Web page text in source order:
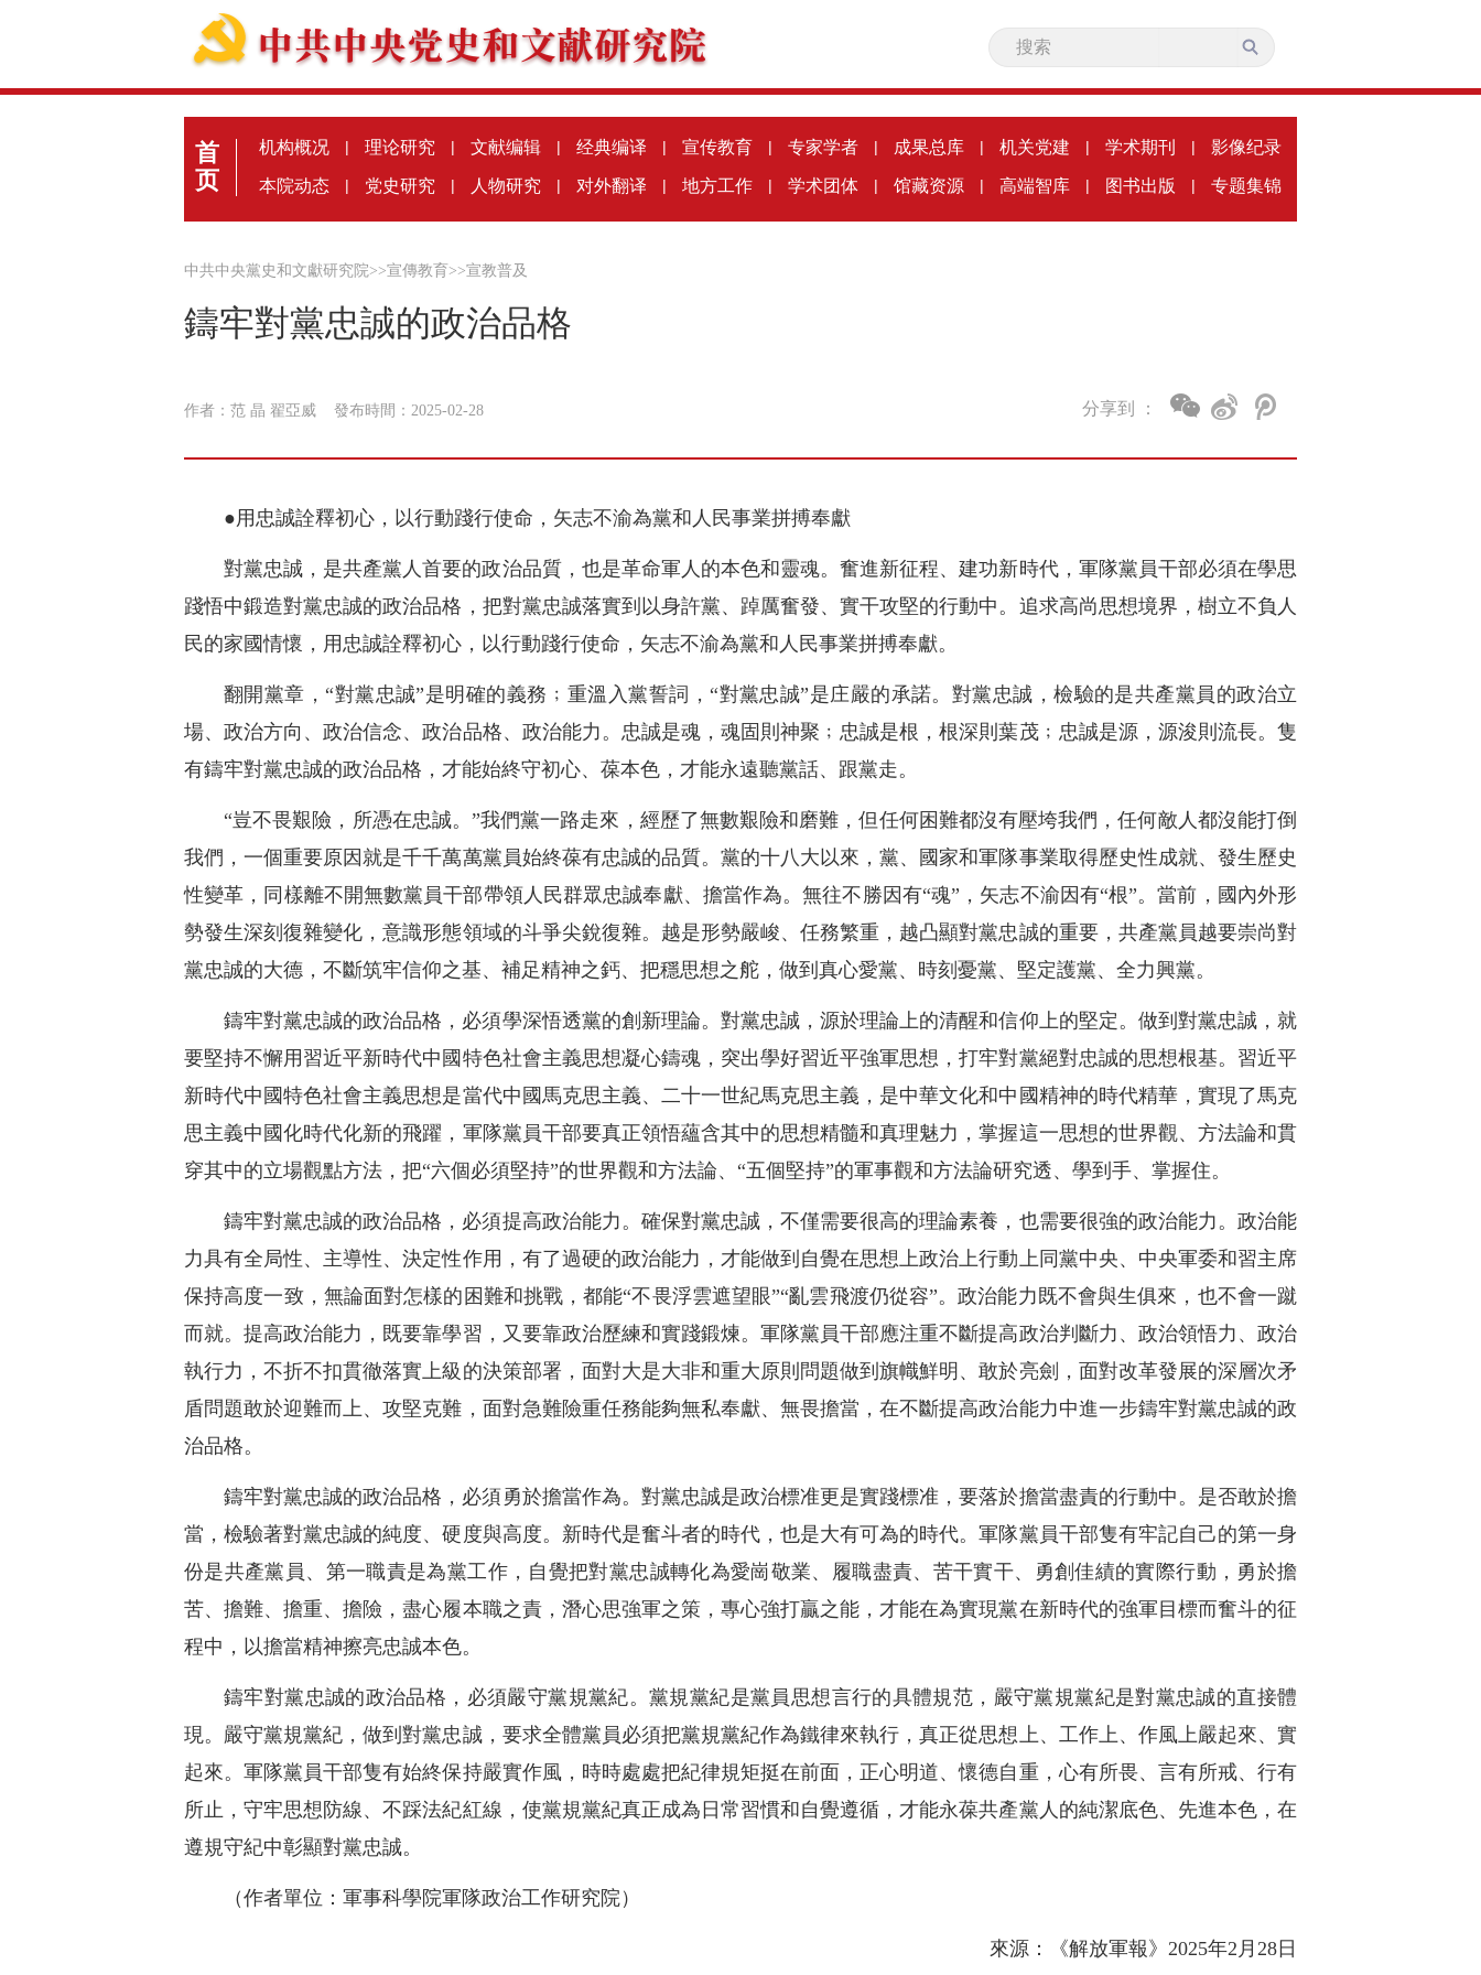
首
页
机构概况 | 理论研究 | 文献编辑 | 经典编译 | 宣传教育 | 专家学者 | 成果总库 | 机关党建 | 学术期刊 | 影像纪录
本院动态 | 党史研究 | 人物研究 | 对外翻译 | 地方工作 | 学术团体 | 馆藏资源 | 高端智库 | 图书出版 | 专题集锦
中共中央黨史和文獻研究院>>宣傳教育 >>宣教普及
鑄牢對黨忠誠的政治品格
作者：范 晶 翟亞威 發布時間：2025-02-28 分享到 ：
●用忠誠詮釋初心，以行動踐行使命，矢志不渝為黨和人民事業拼搏奉獻
對黨忠誠，是共產黨人首要的政治品質，也是革命軍人的本色和靈魂。奮進新征程、建功新時代，軍隊黨員干部必須在學思
踐悟中鍛造對黨忠誠的政治品格，把對黨忠誠落實到以身許黨、踔厲奮發、實干攻堅的行動中。追求高尚思想境界，樹立不負人
民的家國情懷，用忠誠詮釋初心，以行動踐行使命，矢志不渝為黨和人民事業拼搏奉獻。
翻開黨章，“對黨忠誠”是明確的義務﹔重溫入黨誓詞，“對黨忠誠”是庄嚴的承諾。對黨忠誠，檢驗的是共產黨員的政治立
場、政治方向、政治信念、政治品格、政治能力。忠誠是魂，魂固則神聚﹔忠誠是根，根深則葉茂﹔忠誠是源，源浚則流長。隻
有鑄牢對黨忠誠的政治品格，才能始終守初心、葆本色，才能永遠聽黨話、跟黨走。
“豈不畏艱險，所憑在忠誠。”我們黨一路走來，經歷了無數艱險和磨難，但任何困難都沒有壓垮我們，任何敵人都沒能打倒
我們，一個重要原因就是千千萬萬黨員始終葆有忠誠的品質。黨的十八大以來，黨、國家和軍隊事業取得歷史性成就、發生歷史
性變革，同樣離不開無數黨員干部帶領人民群眾忠誠奉獻、擔當作為。無往不勝因有“魂”，矢志不渝因有“根”。當前，國內外形
勢發生深刻復雜變化，意識形態領域的斗爭尖銳復雜。越是形勢嚴峻、任務繁重，越凸顯對黨忠誠的重要，共產黨員越要崇尚對
黨忠誠的大德，不斷筑牢信仰之基、補足精神之鈣、把穩思想之舵，做到真心愛黨、時刻憂黨、堅定護黨、全力興黨。
鑄牢對黨忠誠的政治品格，必須學深悟透黨的創新理論。對黨忠誠，源於理論上的清醒和信仰上的堅定。做到對黨忠誠，就
要堅持不懈用習近平新時代中國特色社會主義思想凝心鑄魂，突出學好習近平強軍思想，打牢對黨絕對忠誠的思想根基。習近平
新時代中國特色社會主義思想是當代中國馬克思主義、二十一世紀馬克思主義，是中華文化和中國精神的時代精華，實現了馬克
思主義中國化時代化新的飛躍，軍隊黨員干部要真正領悟蘊含其中的思想精髓和真理魅力，掌握這一思想的世界觀、方法論和貫
穿其中的立場觀點方法，把“六個必須堅持”的世界觀和方法論、“五個堅持”的軍事觀和方法論研究透、學到手、掌握住。
鑄牢對黨忠誠的政治品格，必須提高政治能力。確保對黨忠誠，不僅需要很高的理論素養，也需要很強的政治能力。政治能
力具有全局性、主導性、決定性作用，有了過硬的政治能力，才能做到自覺在思想上政治上行動上同黨中央、中央軍委和習主席
保持高度一致，無論面對怎樣的困難和挑戰，都能“不畏浮雲遮望眼”“亂雲飛渡仍從容”。政治能力既不會與生俱來，也不會一蹴
而就。提高政治能力，既要靠學習，又要靠政治歷練和實踐鍛煉。軍隊黨員干部應注重不斷提高政治判斷力、政治領悟力、政治
執行力，不折不扣貫徹落實上級的決策部署，面對大是大非和重大原則問題做到旗幟鮮明、敢於亮劍，面對改革發展的深層次矛
盾問題敢於迎難而上、攻堅克難，面對急難險重任務能夠無私奉獻、無畏擔當，在不斷提高政治能力中進一步鑄牢對黨忠誠的政
治品格。
鑄牢對黨忠誠的政治品格，必須勇於擔當作為。對黨忠誠是政治標准更是實踐標准，要落於擔當盡責的行動中。是否敢於擔
當，檢驗著對黨忠誠的純度、硬度與高度。新時代是奮斗者的時代，也是大有可為的時代。軍隊黨員干部隻有牢記自己的第一身
份是共產黨員、第一職責是為黨工作，自覺把對黨忠誠轉化為愛崗敬業、履職盡責、苦干實干、勇創佳績的實際行動，勇於擔
苦、擔難、擔重、擔險，盡心履本職之責，潛心思強軍之策，專心強打贏之能，才能在為實現黨在新時代的強軍目標而奮斗的征
程中，以擔當精神擦亮忠誠本色。
鑄牢對黨忠誠的政治品格，必須嚴守黨規黨紀。黨規黨紀是黨員思想言行的具體規范，嚴守黨規黨紀是對黨忠誠的直接體
現。嚴守黨規黨紀，做到對黨忠誠，要求全體黨員必須把黨規黨紀作為鐵律來執行，真正從思想上、工作上、作風上嚴起來、實
起來。軍隊黨員干部隻有始終保持嚴實作風，時時處處把紀律規矩挺在前面，正心明道、懷德自重，心有所畏、言有所戒、行有
所止，守牢思想防線、不踩法紀紅線，使黨規黨紀真正成為日常習慣和自覺遵循，才能永葆共產黨人的純潔底色、先進本色，在
遵規守紀中彰顯對黨忠誠。
（作者單位：軍事科學院軍隊政治工作研究院）
來源：《解放軍報》2025年2月28日